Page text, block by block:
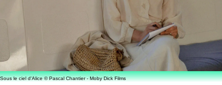
Sous le ciel d'Alice © Pascal Chantier - Moby Dick Films